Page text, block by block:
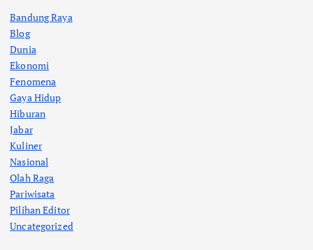
Bandung Raya
Blog
Dunia
Ekonomi
Fenomena
Gaya Hidup
Hiburan
Jabar
Kuliner
Nasional
Olah Raga
Pariwisata
Pilihan Editor
Uncategorized